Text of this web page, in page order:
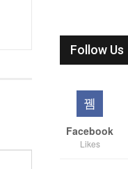
Follow Us
Facebook
Likes